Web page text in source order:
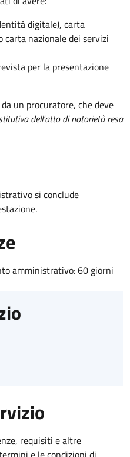
digitale), carta
carta nazionale dei servizi
per la presentazione
un procuratore, che deve
dell'atto di notorietà resa
si conclude
amministrativo: 60 giorni
requisiti e altre